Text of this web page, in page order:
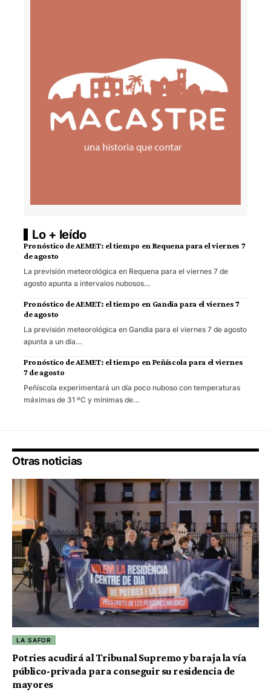
Lo + leído
Pronóstico de AEMET: el tiempo en Requena para el viernes 7
de agosto
La previsión meteorológica en Requena para el viernes 7 de
agosto apunta a intervalos nubosos…
Pronóstico de AEMET: el tiempo en Gandia para el viernes 7
de agosto
La previsión meteorológica en Gandia para el viernes 7 de agosto
apunta a un día…
Pronóstico de AEMET: el tiempo en Peñíscola para el viernes
7 de agosto
Peñíscola experimentará un día poco nuboso con temperaturas
máximas de 31 ºC y mínimas de…
Otras noticias
LA SAFOR
Potries acudirá al Tribunal Supremo y baraja la vía
público-privada para conseguir su residencia de
mayores